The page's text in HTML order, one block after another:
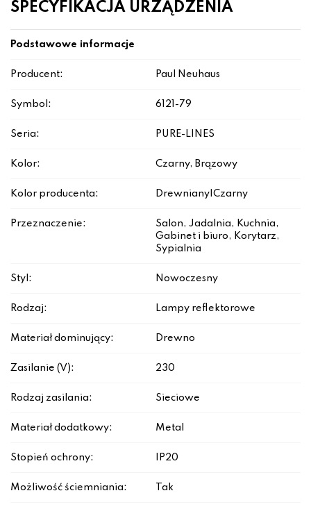
SPECYFIKACJA URZĄDZENIA
Podstawowe informacje
Producent: Paul Neuhaus
Symbol: 6121-79
Seria: PURE-LINES
Kolor: Czarny, Brązowy
Kolor producenta: Drewniany|Czarny
Przeznaczenie:
Salon, Jadalnia, Kuchnia,
Gabinet i biuro, Korytarz,
Sypialnia
Styl: Nowoczesny
Rodzaj: Lampy reflektorowe
Materiał dominujący: Drewno
Zasilanie (V): 230
Rodzaj zasilania: Sieciowe
Materiał dodatkowy: Metal
Stopień ochrony: IP20
Możliwość ściemniania: Tak